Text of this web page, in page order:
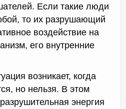
Если такие люди
то их разрушающий
воздействие на
его внутренние
возникает, когда
но нельзя. В этом
энергия